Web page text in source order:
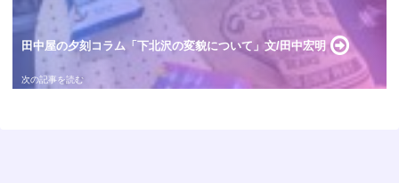
田中屋の夕刻コラム「下北沢の変貌について」文/田中宏明